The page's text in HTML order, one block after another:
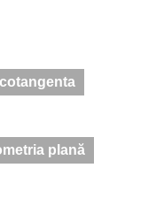
plană